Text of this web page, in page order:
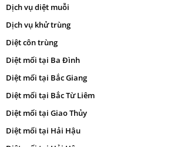
Dịch vụ diệt muỗi
Dịch vụ khử trùng
Diệt côn trùng
Diệt mối tại Ba Đình
Diệt mối tại Bắc Giang
Diệt mối tại Bắc Từ Liêm
Diệt mối tại Giao Thủy
Diệt mối tại Hải Hậu